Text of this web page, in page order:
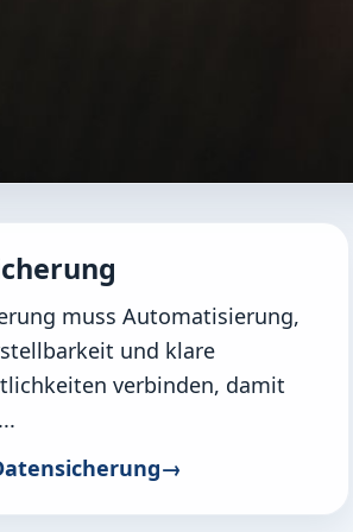
und Wiederanlauf
am besten, wenn sie nicht
muss Automatisierung,
und klare
verbinden, damit